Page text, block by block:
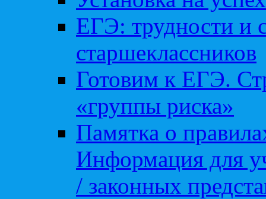
ЕГЭ: трудности и
старшеклассников
Готовим к ЕГЭ.
«группы риска»
Памятка о
Информация для
/ законных